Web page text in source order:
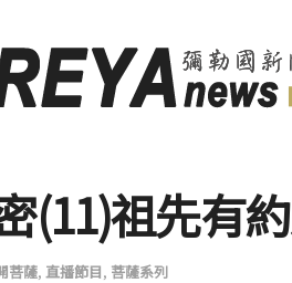
(11)祖先有
菩薩, 直播節目, 菩薩系列